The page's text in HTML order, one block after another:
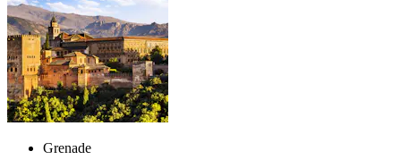
Grenade